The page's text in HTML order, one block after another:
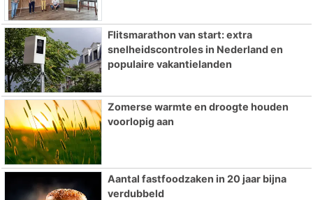
Flitsmarathon van start: extra
snelheidscontroles in Nederland en
populaire vakantielanden
Zomerse warmte en droogte houden
voorlopig aan
Aantal fastfoodzaken in 20 jaar bijna
verdubbeld